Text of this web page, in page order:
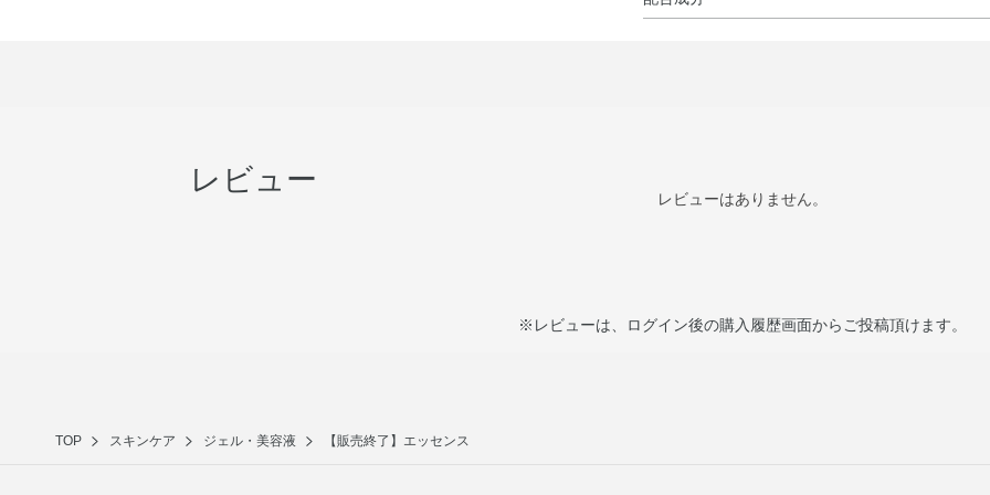
ルコール、トリ2－エチルヘキサン酸グリセリル
※；有効成分 無印；その他の成分
レビュー
レビューはありません。
※レビューは、ログイン後の購入履歴画面からご投稿頂けます。
TOP スキンケア ジェル・美容液 【販売終了】エッセンス